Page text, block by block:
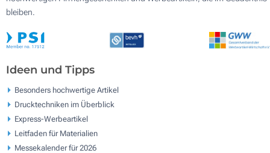
bleiben.
Ideen und Tipps
Besonders hochwertige Artikel
Drucktechniken im Überblick
Express-Werbeartikel
Leitfaden für Materialien
Messekalender für 2026